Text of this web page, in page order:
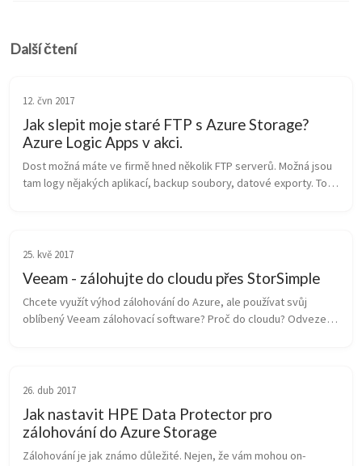
Další čtení
12. čvn 2017
Jak slepit moje staré FTP s Azure Storage?
Azure Logic Apps v akci.
Dost možná máte ve firmě hned několik FTP serverů. Možná jsou
tam logy nějakých aplikací, backup soubory, datové exporty. To
25. kvě 2017
Veeam - zálohujte do cloudu přes StorSimple
Chcete využít výhod zálohování do Azure, ale používat svůj
oblíbený Veeam zálohovací software? Proč do cloudu? Odvezete
26. dub 2017
Jak nastavit HPE Data Protector pro
zálohování do Azure Storage
Zálohování je jak známo důležité. Nejen, že vám mohou on-